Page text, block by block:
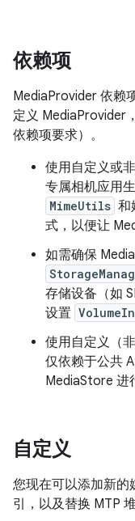
依赖项
MediaProvider 依赖
定义 MediaProvider
依赖项要求）。
使用自定义或
专属相机应用
MimeUtils 和
式，以便让
如需确保
存储设备（如
设置
使用自定义（
仅依赖于公共
MediaStore 进
自定义
您现在可以添加新的
引，以及替换 MTP 堆